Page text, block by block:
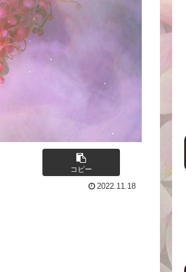
コピー
2022.11.18